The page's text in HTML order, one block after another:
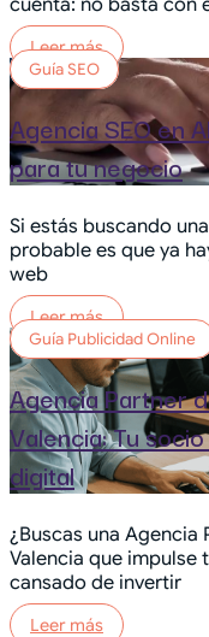
Leer más
Guía SEO
Agencia SEO en
para tu negocio
Si estás buscando
probable es que ya
web
Leer más
Guía Publicidad Online
Agencia Partner
Valencia: Tu
digital
¿Buscas una
Valencia que impulse
cansado de invertir
Leer más